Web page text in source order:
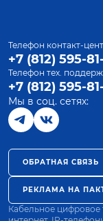
Телефон контакт-
+7 (812) 595-
Телефон тех.
+7 (812) 595-
Мы в соц. сетях:
ОБРАТНАЯ СВЯЗЬ
РЕКЛАМА НА
Кабельное цифровое